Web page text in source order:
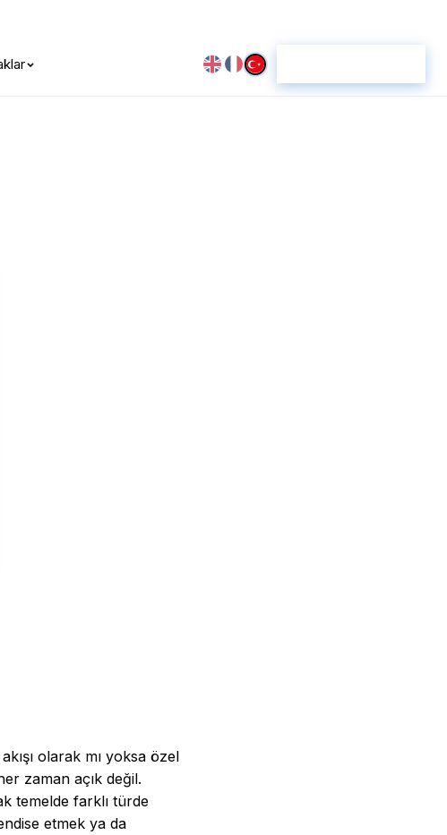
Zeka Ajanları:
olarak mı yoksa özel
zaman açık değil.
temelde farklı türde
etmek ya da